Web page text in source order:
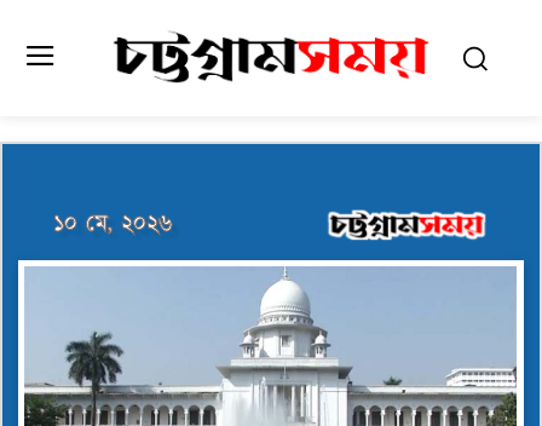
১০ মে, ২০২৬